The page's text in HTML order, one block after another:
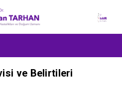
ve Belirtileri